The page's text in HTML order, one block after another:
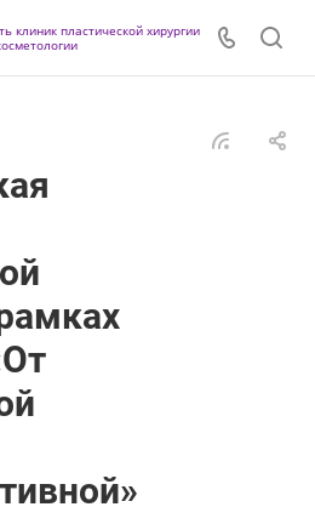
клиник пластической хирургии